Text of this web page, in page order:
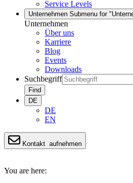
Service Levels
Unternehmen Submenu for
Unternehmen
Über uns
Karriere
Blog
Events
Downloads
Suchbegriff
Find
DE
DE
EN
Kontakt aufnehmen
You are here: